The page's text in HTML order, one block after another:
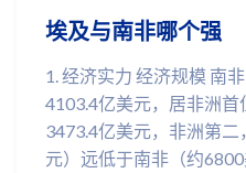
埃及与南非哪个强
1. 经济实力 经济规模 南
4103.4亿美元，居非洲首
3473.4亿美元，非洲第
元）远低于南非（约